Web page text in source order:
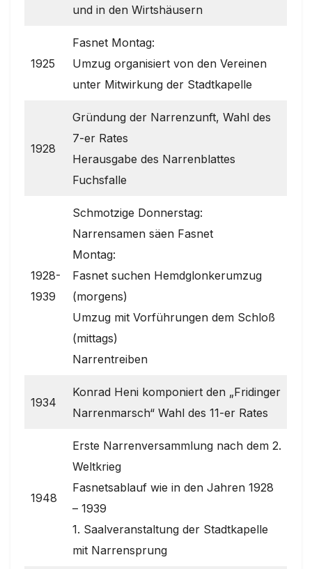
und in den Wirtshäusern
1925
Fasnet Montag:
Umzug organisiert von den Vereinen
unter Mitwirkung der Stadtkapelle
1928
Gründung der Narrenzunft, Wahl des
7-er Rates
Herausgabe des Narrenblattes
Fuchsfalle
1928-
1939
Schmotzige Donnerstag:
Narrensamen säen Fasnet
Montag:
Fasnet suchen Hemdglonkerumzug
(morgens)
Umzug mit Vorführungen dem Schloß
(mittags)
Narrentreiben
1934
Konrad Heni komponiert den „Fridinger
Narrenmarsch“ Wahl des 11-er Rates
1948
Erste Narrenversammlung nach dem 2.
Weltkrieg
Fasnetsablauf wie in den Jahren 1928
– 1939
1. Saalveranstaltung der Stadtkapelle
mit Narrensprung